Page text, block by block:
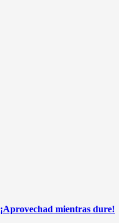
¡Aprovechad mientras dure!